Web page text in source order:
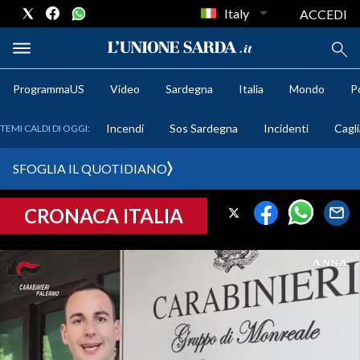
VIDEO
CRONACA SARDEGNA
CAGLIARI
PROVINCIA DI CAGLIARI
SULCIS IGLESIENTE
Italy ACCEDI
ProgrammaUS Video Sardegna Italia Mondo
TEMI CALDI DI OGGI: Incendi Sos Sardegna Incidenti
SFOGLIA IL QUOTIDIANO
CRONACA ITALIA